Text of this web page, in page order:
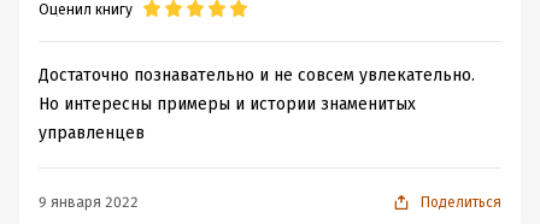
Оценил книгу
Достаточно познавательно и не совсем увлекательно.
Но интересны примеры и истории знаменитых
управленцев
9 января 2022 Поделиться